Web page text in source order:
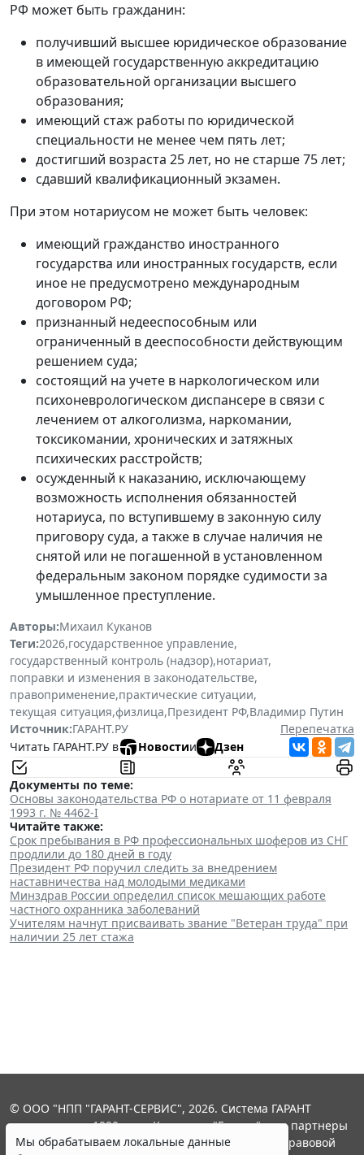
РФ может быть гражданин:
получивший высшее юридическое образование
в имеющей государственную аккредитацию
образовательной организации высшего
образования;
имеющий стаж работы по юридической
специальности не менее чем пять лет;
достигший возраста 25 лет, но не старше 75 лет;
сдавший квалификационный экзамен.
При этом нотариусом не может быть человек:
имеющий гражданство иностранного
государства или иностранных государств, если
иное не предусмотрено международным
договором РФ;
признанный недееспособным или
ограниченный в дееспособности действующим
решением суда;
состоящий на учете в наркологическом или
психоневрологическом диспансере в связи с
лечением от алкоголизма, наркомании,
токсикомании, хронических и затяжных
психических расстройств;
осужденный к наказанию, исключающему
возможность исполнения обязанностей
нотариуса, по вступившему в законную силу
приговору суда, а также в случае наличия не
снятой или не погашенной в установленном
федеральным законом порядке судимости за
умышленное преступление.
Авторы:Михаил Куканов
Теги:2026,государственное управление,
государственный контроль (надзор),нотариат,
поправки и изменения в законодательстве,
правоприменение,практические ситуации,
текущая ситуация,физлица,Президент РФ,Владимир Путин
Источник:ГАРАНТ.РУ
Перепечатка
Читать ГАРАНТ.РУ в
Новостии Дзен
Документы по теме:
Основы законодательства РФ о нотариате от 11 февраля
1993 г. № 4462-I
Читайте также:
Срок пребывания в РФ профессиональных шоферов из СНГ
продлили до 180 дней в году
Президент РФ поручил следить за внедрением
наставничества над молодыми медиками
Минздрав России определил список мешающих работе
частного охранника заболеваний
Учителям начнут присваивать звание "Ветеран труда" при
наличии 25 лет стажа
Мы обрабатываем локальные данные
© ООО "НПП "ГАРАНТ-СЕРВИС", 2026. Система ГАРАНТ
выпускается с 1990 года. Компания "Гарант" и ее партнеры
являются участниками Российской ассоциации правовой